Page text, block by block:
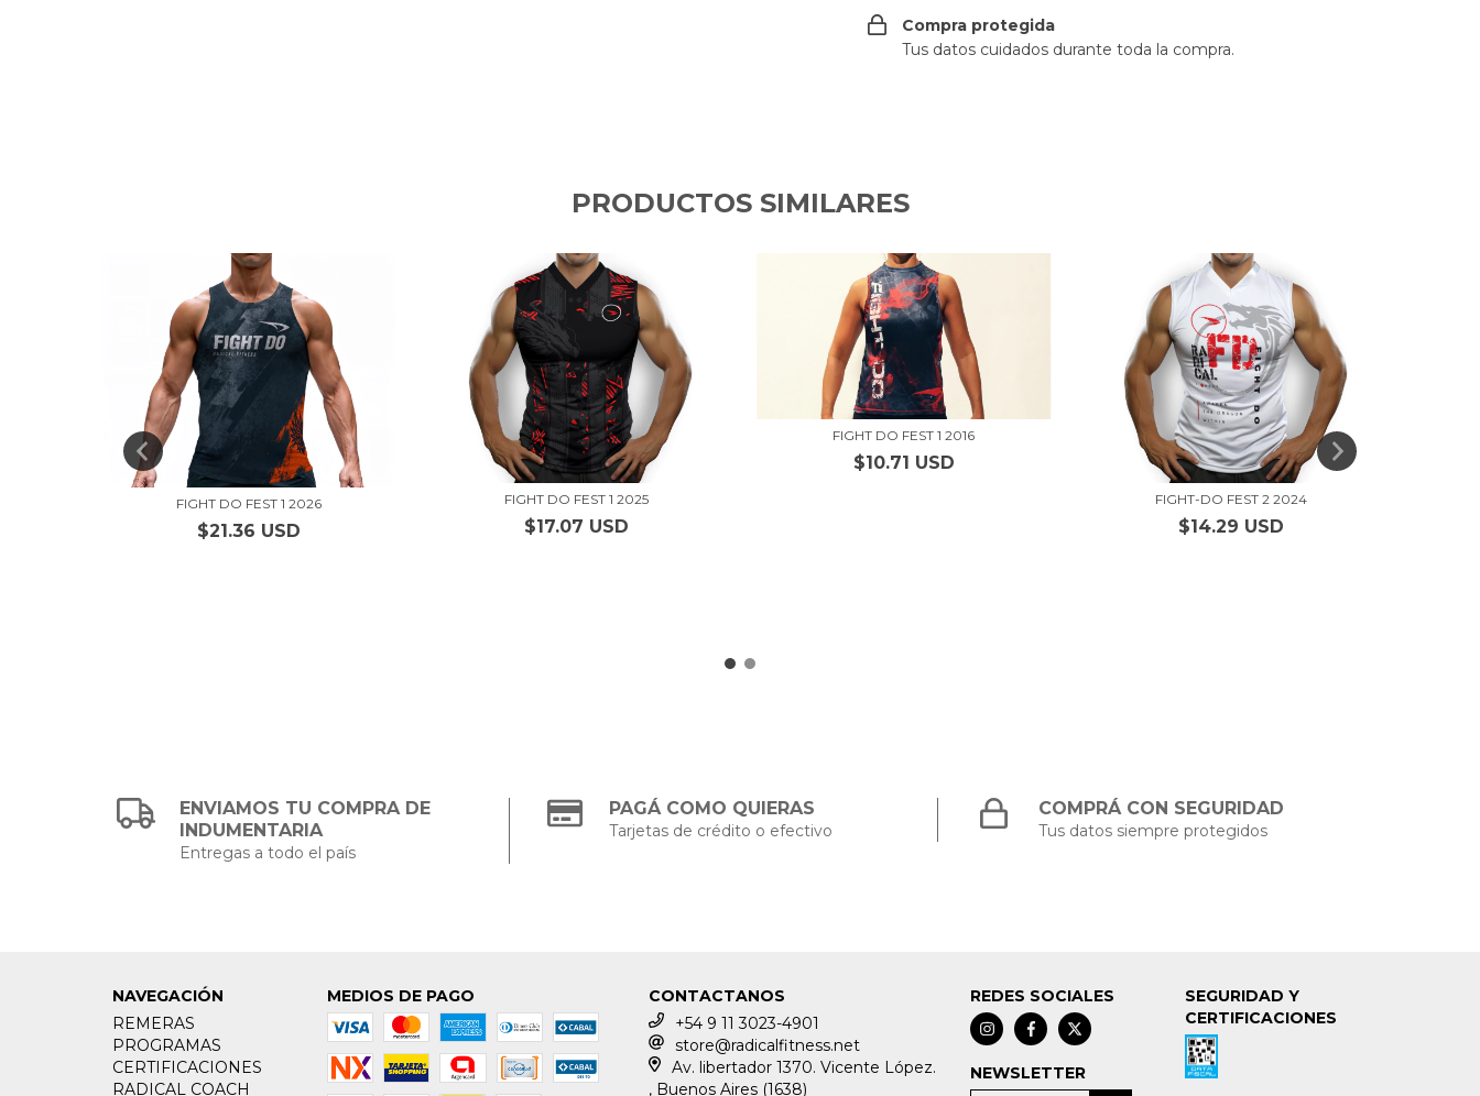
Compra protegida
Tus datos cuidados durante toda la compra.
PRODUCTOS SIMILARES
FIGHT DO FEST 1 2026
$21.36 USD
FIGHT DO FEST 1 2025
$17.07 USD
FIGHT DO FEST 1 2016
$10.71 USD
FIGHT-DO FEST 2 2024
$14.29 USD
ENVIAMOS TU COMPRA DE
INDUMENTARIA
Entregas a todo el país
PAGÁ COMO QUIERAS
Tarjetas de crédito o efectivo
COMPRÁ CON SEGURIDAD
Tus datos siempre protegidos
NAVEGACIÓN
REMERAS
PROGRAMAS
CERTIFICACIONES
RADICAL COACH
MEDIOS DE PAGO
CONTACTANOS
+54 9 11 3023-4901
store@radicalfitness.net
Av. libertador 1370. Vicente López.
, Buenos Aires (1638)
REDES SOCIALES
NEWSLETTER
SEGURIDAD Y
CERTIFICACIONES